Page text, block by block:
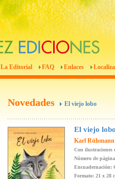
La Editorial FAQ Enlaces
Novedades El viejo lobo
El viejo
Karl Rühmann
Con ilustraciones
Número de
Encuadernación:
Formato: 21 x 28